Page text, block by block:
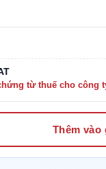
Thêm vào